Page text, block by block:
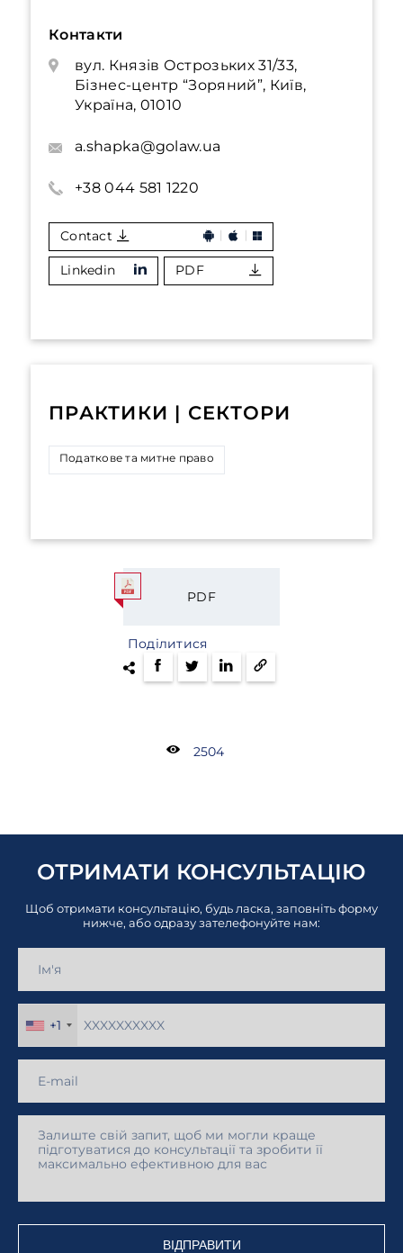
Контакти
вул. Князів Острозьких 31/33,
Бізнес-центр “Зоряний”, Київ,
Україна, 01010
a.shapka@golaw.ua
+38 044 581 1220
Contact
Linkedin PDF
ПРАКТИКИ | СЕКТОРИ
Податкове та митне право
PDF
Поділитися
2504
ОТРИМАТИ КОНСУЛЬТАЦІЮ
Щоб отримати консультацію, будь ласка, заповніть форму
нижче, або одразу зателефонуйте нам:
+1
ВІДПРАВИТИ